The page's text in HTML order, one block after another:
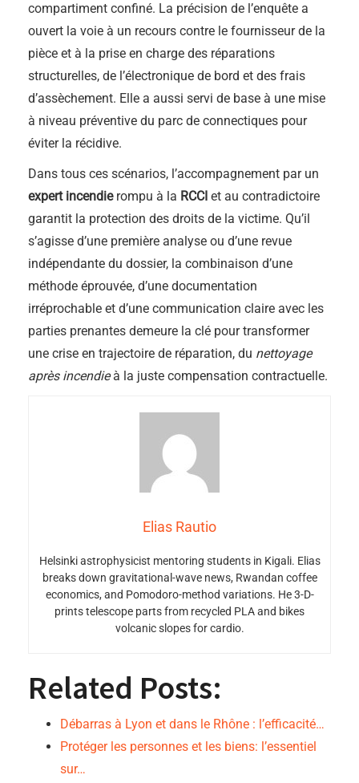
compartiment confiné. La précision de l’enquête a
ouvert la voie à un recours contre le fournisseur de la
pièce et à la prise en charge des réparations
structurelles, de l’électronique de bord et des frais
d’assèchement. Elle a aussi servi de base à une mise
à niveau préventive du parc de connectiques pour
éviter la récidive.
Dans tous ces scénarios, l’accompagnement par un
expert incendierompu à la RCCI et au contradictoire
garantit la protection des droits de la victime. Qu’il
s’agisse d’une première analyse ou d’une revue
indépendante du dossier, la combinaison d’une
méthode éprouvée, d’une documentation
irréprochable et d’une communication claire avec les
parties prenantes demeure la clé pour transformer
une crise en trajectoire de réparation, du nettoyage
après incendieà la juste compensation contractuelle.
Elias Rautio
Helsinki astrophysicist mentoring students in Kigali. Elias
breaks down gravitational-wave news, Rwandan coffee
economics, and Pomodoro-method variations. He 3-D-
prints telescope parts from recycled PLA and bikes
volcanic slopes for cardio.
Related Posts:
Débarras à Lyon et dans le Rhône : l’efficacité…
Protéger les personnes et les biens: l’essentiel
sur…